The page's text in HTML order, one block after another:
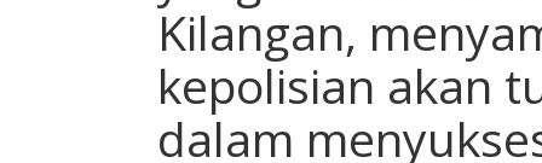
Kilangan,
kepolisian akan
dalam